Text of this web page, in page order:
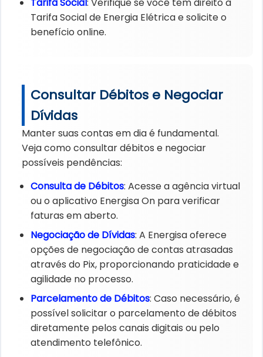
Tarifa Social: Verifique se você tem direito à
Tarifa Social de Energia Elétrica e solicite o
benefício online.
Consultar Débitos e Negociar
Dívidas
Manter suas contas em dia é fundamental.
Veja como consultar débitos e negociar
possíveis pendências:
Consulta de Débitos: Acesse a agência virtual
ou o aplicativo Energisa On para verificar
faturas em aberto.
Negociação de Dívidas: A Energisa oferece
opções de negociação de contas atrasadas
através do Pix, proporcionando praticidade e
agilidade no processo.
Parcelamento de Débitos: Caso necessário, é
possível solicitar o parcelamento de débitos
diretamente pelos canais digitais ou pelo
atendimento telefônico.